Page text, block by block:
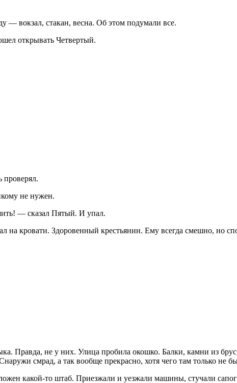
— вокзал, стакан, весна. Об этом подумали все.
открывать Четвертый.
проверял.
не нужен.
— сказал Пятый. И упал.
на кровати. Здоровенный крестьянин. Ему всегда смешно, но
Правда, не у них. Улица пробила окошко. Балки, камни из
смрад, а так вообще прекрасно, хотя чего там только не
какой-то штаб. Приезжали и уезжали машины, стучали